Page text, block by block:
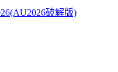
破解版)